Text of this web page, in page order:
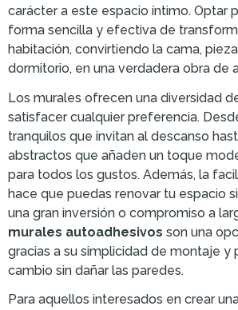
carácter a este espacio íntimo. Optar
forma sencilla y efectiva de
habitación, convirtiendo la cama,
dormitorio, en una verdadera obra de
Los murales ofrecen una diversidad
satisfacer cualquier preferencia.
tranquilos que invitan al descanso
abstractos que añaden un toque
para todos los gustos. Además, la
hace que puedas renovar tu espacio
una gran inversión o compromiso a
murales autoadhesivos son una
gracias a su simplicidad de montaje y
cambio sin dañar las paredes.
Para aquellos interesados en crear